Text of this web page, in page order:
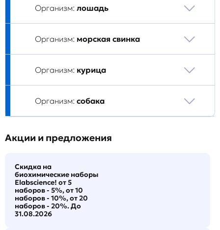
Организм: лошадь
Организм: морская свинка
Организм: курица
Организм: собака
Акции и предложения
Скидка на
биохимические наборы
Elabscience! от 5
наборов - 5%, от 10
наборов - 10%, от 20
наборов - 20%. До
31.08.2026